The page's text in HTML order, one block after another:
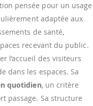
pensée pour un usage
adaptée aux
de santé,
recevant du public.
l’accueil des visiteurs
dans les espaces. Sa
quotidien, un critère
passage. Sa structure